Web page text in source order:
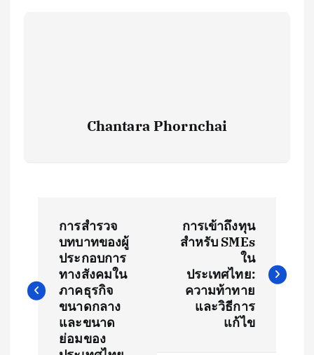
Chantara Phornchai
s
การสำรวจ
บทบาทของผู้
ประกอบการ
ทางสังคมใน
ภาคธุรกิจ
ขนาดกลาง
และขนาด
ย่อมของ
การเข้าถึงทุน
สำหรับ SMEs
ใน
ประเทศไทย:
ความท้าทาย
และวิธีการ
แก้ไข